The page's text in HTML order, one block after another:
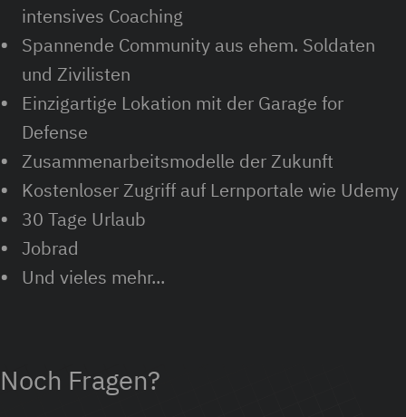
intensives Coaching
Spannende Community aus ehem. Soldaten
und Zivilisten
Einzigartige Lokation mit der Garage for
Defense
Zusammenarbeitsmodelle der Zukunft
Kostenloser Zugriff auf Lernportale wie Udemy
30 Tage Urlaub
Jobrad
Und vieles mehr...
Noch Fragen?